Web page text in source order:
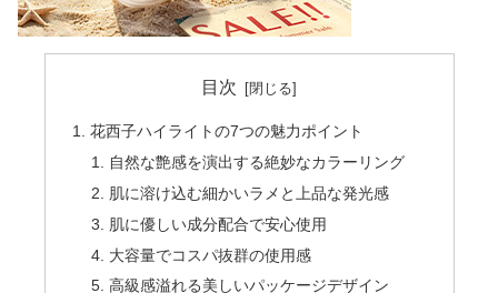
目次
花西子ハイライトの7つの魅力ポイント
自然な艶感を演出する絶妙なカラーリング
肌に溶け込む細かいラメと上品な発光感
肌に優しい成分配合で安心使用
大容量でコスパ抜群の使用感
高級感溢れる美しいパッケージデザイン